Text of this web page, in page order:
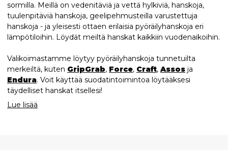
sormilla. Meillä on vedenitäviä ja vettä hylkiviä, hanskoja,
tuulenpitäviä hanskoja, geelipehmusteilla varustettuja
hanskoja - ja yleisesti ottaen erilaisia pyöräilyhanskoja eri
lämpötiloihin. Löydät meiltä hanskat kaikkiin vuodenaikoihin.
Valikoimastamme löytyy pyöräilyhanskoja tunnetuilta
merkeiltä, kuten GripGrab, Force, Craft, Assos ja
Endura. Voit käyttää suodatintoimintoa löytääksesi
täydelliset hanskat itsellesi!
Lue lisää